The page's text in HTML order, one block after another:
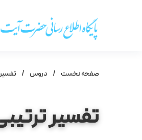
صفحه نخست / دروس /
تفسیر